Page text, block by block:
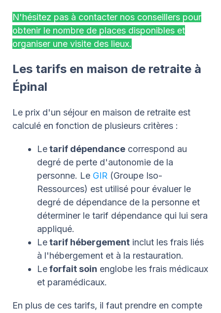
N'hésitez pas à contacter nos conseillers pour
obtenir le nombre de places disponibles et
organiser une visite des lieux.
Les tarifs en maison de retraite à
Épinal
Le prix d'un séjour en maison de retraite est
calculé en fonction de plusieurs critères :
Letarif dépendance correspond au
degré de perte d'autonomie de la
personne. Le GIR (Groupe Iso-
Ressources) est utilisé pour évaluer le
degré de dépendance de la personne et
déterminer le tarif dépendance qui lui sera
appliqué.
Letarif hébergement inclut les frais liés
à l'hébergement et à la restauration.
Leforfait soin englobe les frais médicaux
et paramédicaux.
En plus de ces tarifs, il faut prendre en compte